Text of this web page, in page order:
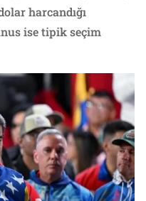
harcandığı
ise tipik seçim